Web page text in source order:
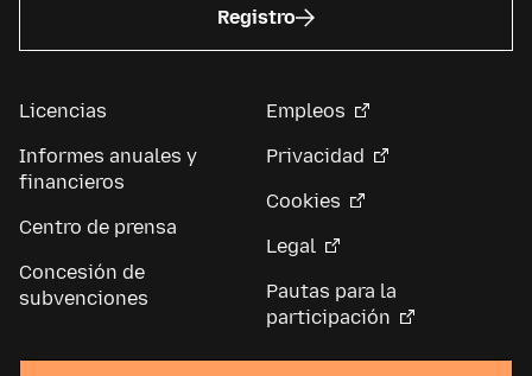
Registro
Licencias
Informes anuales y
financieros
Centro de prensa
Concesión de
subvenciones
Empleos
Privacidad
Cookies
Legal
Pautas para la
participación